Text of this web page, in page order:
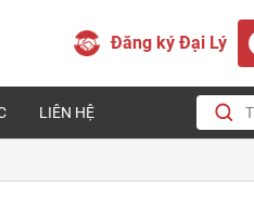
Đăng ký Đại Lý
LIÊN HỆ